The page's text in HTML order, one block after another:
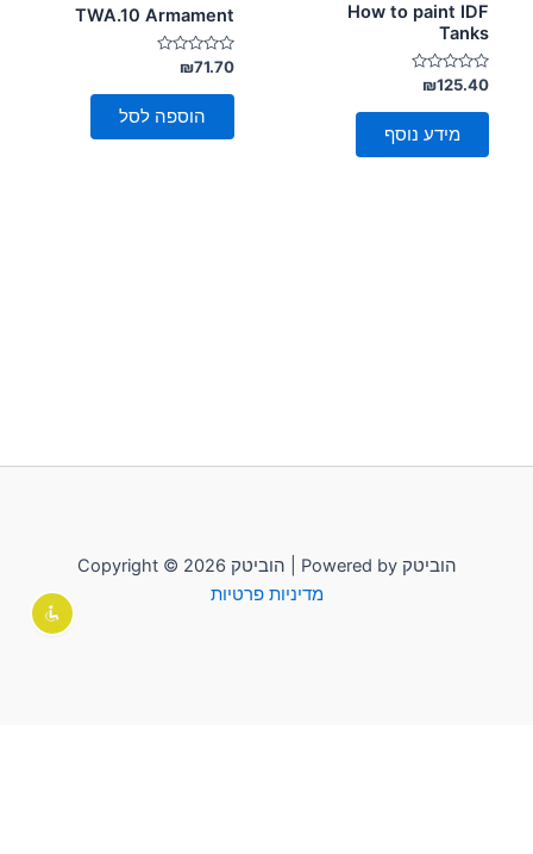
How to paint IDF
Tanks
דורג
0
מתוך
₪125.40
מידע נוסף
TWA.10 Armament
דורג
0
מתוך
₪71.70
הוספה לסל
Copyright © 2026 הוביטק | Powered by הוביטק
מדיניות פרטיות